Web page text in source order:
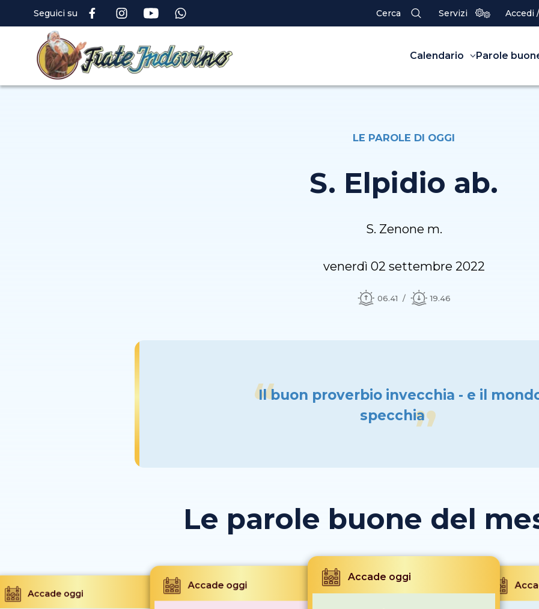
Seguici su Cerca Servizi Accedi
Calendario Parole
LE PAROLE DI OGGI
S. Elpidio ab.
S. Zenone m.
venerdì 02 settembre 2022
06.41 19.46
Il buon proverbio invecchia - e il
specchia
Le parole buone del
Accade oggi
Accade oggi
Accade oggi